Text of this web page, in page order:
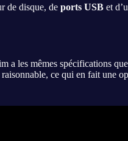
de disque, de ports USB et
les mêmes spécifications
ce qui en fait une